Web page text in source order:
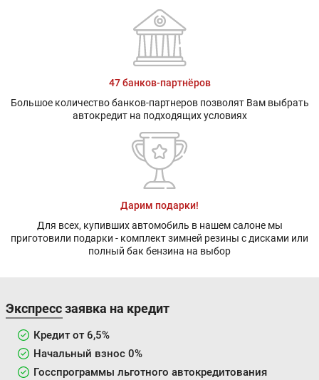
47 банков-партнёров
Большое количество банков-партнеров позволят Вам выбрать
автокредит на подходящих условиях
Дарим подарки!
Для всех, купивших автомобиль в нашем салоне мы
приготовили подарки - комплект зимней резины с дисками или
полный бак бензина на выбор
Экспресс заявка на кредит
Кредит от 6,5%
Начальный взнос 0%
Госспрограммы льготного автокредитования